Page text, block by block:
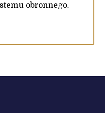
obronnego.